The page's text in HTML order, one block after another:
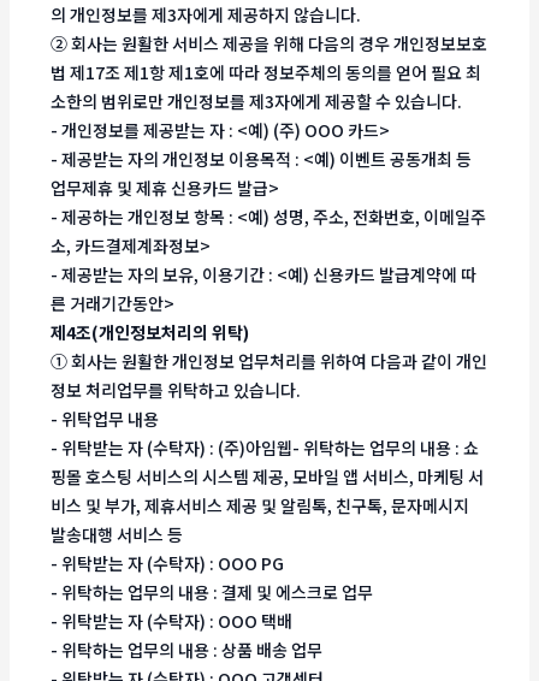
의 개인정보를 제3자에게 제공하지 않습니다.
② 회사는 원활한 서비스 제공을 위해 다음의 경우 개인정보보호
법 제17조 제1항 제1호에 따라 정보주체의 동의를 얻어 필요 최
소한의 범위로만 개인정보를 제3자에게 제공할 수 있습니다.
- 개인정보를 제공받는 자 : <예) (주) OOO 카드>
- 제공받는 자의 개인정보 이용목적 : <예) 이벤트 공동개최 등
업무제휴 및 제휴 신용카드 발급>
- 제공하는 개인정보 항목 : <예) 성명, 주소, 전화번호, 이메일주
소, 카드결제계좌정보>
- 제공받는 자의 보유, 이용기간 : <예) 신용카드 발급계약에 따
른 거래기간동안>
제4조(개인정보처리의 위탁)
① 회사는 원활한 개인정보 업무처리를 위하여 다음과 같이 개인
정보 처리업무를 위탁하고 있습니다.
- 위탁업무 내용
- 위탁받는 자 (수탁자) : (주)아임웹- 위탁하는 업무의 내용 : 쇼
핑몰 호스팅 서비스의 시스템 제공, 모바일 앱 서비스, 마케팅 서
비스 및 부가, 제휴서비스 제공 및 알림톡, 친구톡, 문자메시지
발송대행 서비스 등
- 위탁받는 자 (수탁자) : OOO PG
- 위탁하는 업무의 내용 : 결제 및 에스크로 업무
- 위탁받는 자 (수탁자) : OOO 택배
- 위탁하는 업무의 내용 : 상품 배송 업무